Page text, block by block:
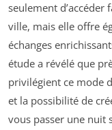
seulement d’accéder
ville, mais elle offre
échanges
étude a révélé que
privilégient ce mode
et la possibilité de
vous passer une nuit